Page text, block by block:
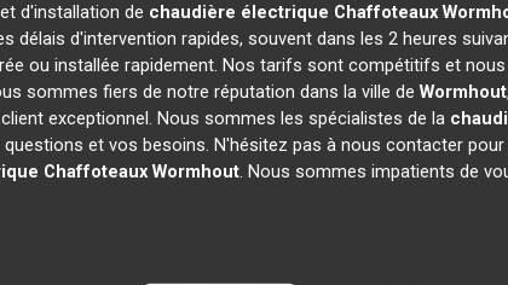
d'installation de chaudière électrique Chaffoteaux
d'intervention rapides, souvent dans les 2 heures
ou installée rapidement. Nos tarifs sont compétitifs et
sommes fiers de notre réputation dans la ville de Wormhout
exceptionnel. Nous sommes les spécialistes de la
et vos besoins. N'hésitez pas à nous contacter pour
Chaffoteaux Wormhout. Nous sommes impatients de